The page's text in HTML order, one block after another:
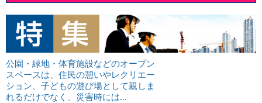
公園・緑地・体育施設などのオープン
スペースは、住民の憩いやレクリエー
ション、子どもの遊び場として親しま
れるだけでなく、災害時には...